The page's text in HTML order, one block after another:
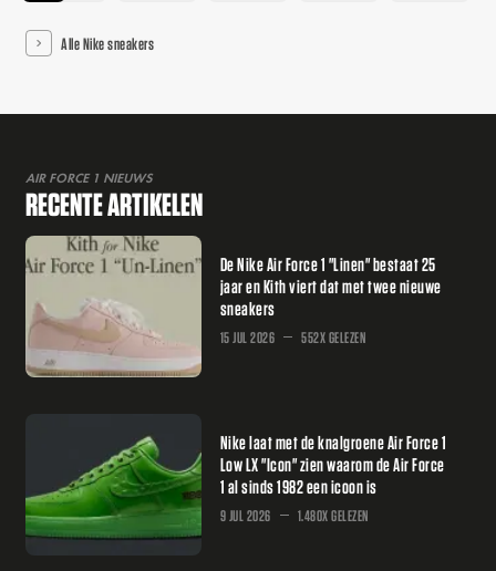
Alle Nike sneakers
AIR FORCE 1 NIEUWS
RECENTE ARTIKELEN
De Nike Air Force 1 "Linen" bestaat 25
jaar en Kith viert dat met twee nieuwe
sneakers
15 JUL 2026 552X GELEZEN
Nike laat met de knalgroene Air Force 1
Low LX "Icon" zien waarom de Air Force
1 al sinds 1982 een icoon is
9 JUL 2026 1.480X GELEZEN